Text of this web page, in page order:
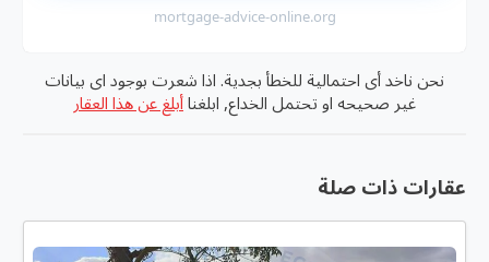
mortgage-advice-online.org
نحن ناخد أى احتمالية للخطأ بجدية. اذا شعرت بوجود اى بيانات
غير صحيحه او تحتمل الخداع, ابلغنا أبلغ عن هذا العقار
عقارات ذات صلة